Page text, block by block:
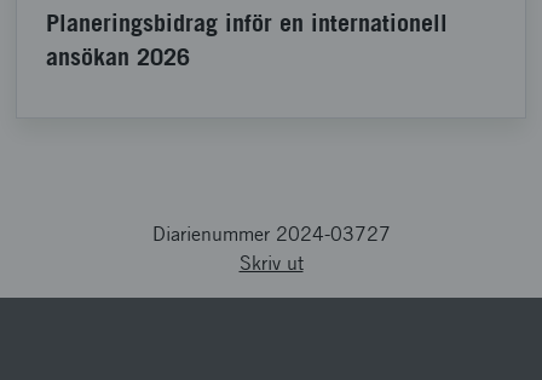
Planeringsbidrag inför en internationell
ansökan 2026
Diarienummer 2024-03727
Skriv ut